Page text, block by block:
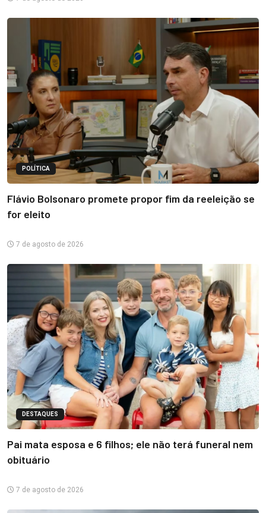
POLÍTICA
Flávio Bolsonaro promete propor fim da reeleição se
for eleito
7 de agosto de 2026
DESTAQUES
Pai mata esposa e 6 filhos; ele não terá funeral nem
obituário
7 de agosto de 2026